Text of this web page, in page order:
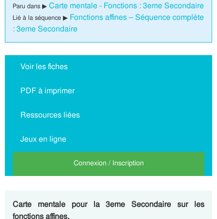
Paru dans ▶ Carte mentale - Fonctions : 3eme Secondaire
Lié à la séquence ▶ Fonctions affines – Séquence complète
: 3eme Secondaire
Voir les fiches
PDF à imprimer
Ressources liées
Jeux en ligne
Connexion / Inscription
Carte mentale pour la 3eme Secondaire sur les
fonctions affines.